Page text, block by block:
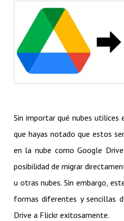
Sin importar qué nubes utilices
que hayas notado que estos
en la nube como Google
posibilidad de migrar
u otras nubes. Sin embargo,
formas diferentes y sencillas
Drive a Flickr exitosamente.